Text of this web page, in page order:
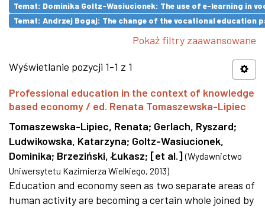
Temat: Dominika Goltz-Wasiucionek: The use of e-learning in
Temat: Andrzej Bogaj: The change of the vocational education
Pokaż filtry zaawansowane
Wyświetlanie pozycji 1-1 z 1
Professional education in the context of knowledge
based economy / ed. Renata Tomaszewska-Lipiec
Tomaszewska-Lipiec, Renata; Gerlach, Ryszard;
Ludwikowska, Katarzyna; Goltz-Wasiucionek,
Dominika; Brzeziński, Łukasz; [et al.] (Wydawnictwo
Uniwersytetu Kazimierza Wielkiego, 2013)
Education and economy seen as two separate areas of
human activity are becoming a certain whole joined by